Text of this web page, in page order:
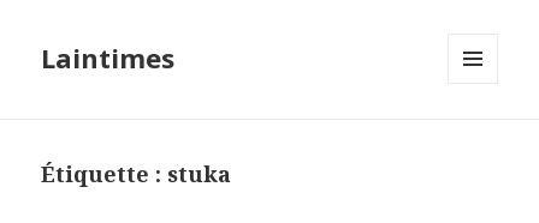
Laintimes
Étiquette : stuka